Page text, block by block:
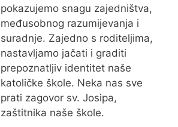
pokazujemo snagu zajedništva,
međusobnog razumijevanja i
suradnje. Zajedno s roditeljima,
nastavljamo jačati i graditi
prepoznatljiv identitet naše
katoličke škole. Neka nas sve
prati zagovor sv. Josipa,
zaštitnika naše škole.